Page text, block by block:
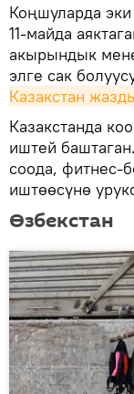
Коңшуларда
11-майда
акырындык
элге сак
Казакстан
Казакстанда
иштей
соода, фитнес-
иштөөсүнө
Өзбекстан